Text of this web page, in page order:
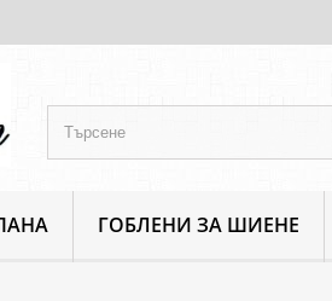
ГОБЛЕНИ ЗА ШИЕНЕ